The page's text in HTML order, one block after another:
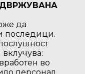
да
последици.
во